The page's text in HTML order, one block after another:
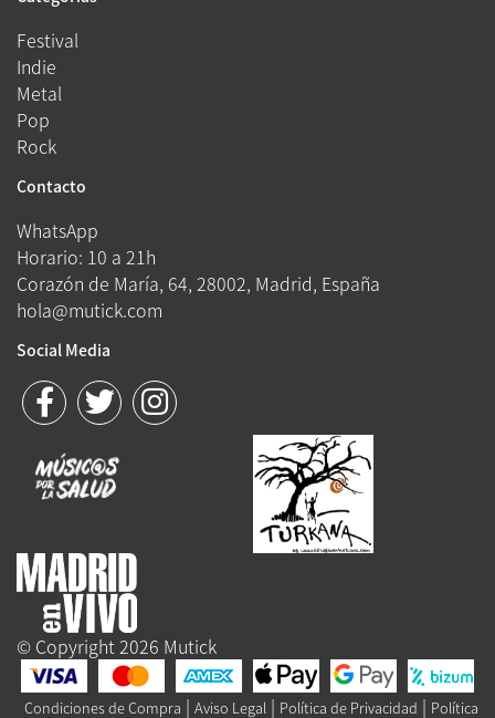
Festival
Indie
Metal
Pop
Rock
Contacto
WhatsApp
Horario: 10 a 21h
Corazón de María, 64, 28002, Madrid, España
hola@mutick.com
Social Media
© Copyright 2026 Mutick
Condiciones de Compra | Aviso Legal | Política de Privacidad | Política